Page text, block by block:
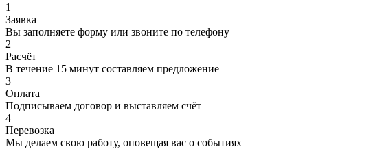
1
Заявка
Вы заполняете форму или звоните по телефону
2
Расчёт
В течение 15 минут составляем предложение
3
Оплата
Подписываем договор и выставляем счёт
4
Перевозка
Мы делаем свою работу, оповещая вас о событиях